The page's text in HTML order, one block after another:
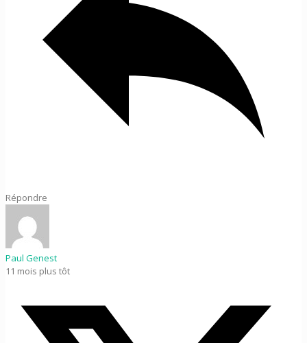
Répondre
Paul Genest
11 mois plus tôt